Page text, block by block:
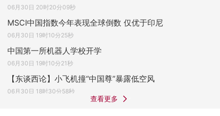
06月30日 20时20分09秒
MSCI中国指数今年表现全球倒数 仅优于印尼
06月30日 19时10分25秒
中国第一所机器人学校开学
06月30日 19时10分21秒
【东谈西论】小飞机撞“中国尊”暴露低空风
06月30日 18时30分58秒
查看更多